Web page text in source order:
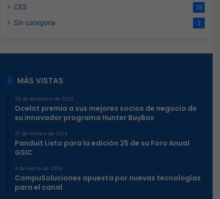
CES 39
Sin categoría 2
MÁS VISTAS
29 de diciembre de 2023
Ocelot premia a sus mejores socios de negocio de
su innovador programa Hunter BuyBox
21 de febrero de 2024
Panduit Listo para la edición 25 de su Foro Anual
GSIC
4 de marzo de 2024
CompuSoluciones apuesta por nuevas tecnologías
para el canal